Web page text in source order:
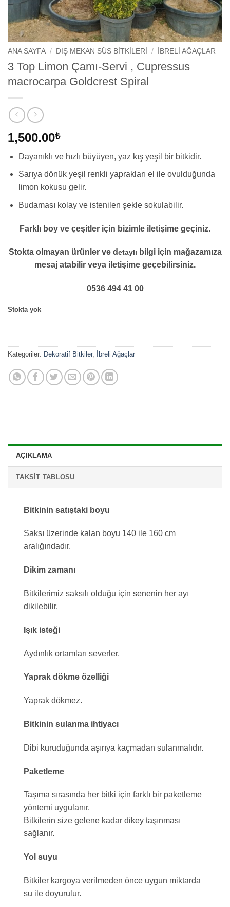
ANA SAYFA / DIŞ MEKAN SÜS BITKILERI / İBRELI AĞAÇLAR
3 Top Limon Çamı-Servi , Cupressus
macrocarpa Goldcrest Spiral
1,500.00₺
Dayanıklı ve hızlı büyüyen, yaz kış yeşil bir bitkidir.
Sarıya dönük yeşil renkli yaprakları el ile ovulduğunda
limon kokusu gelir.
Budaması kolay ve istenilen şekle sokulabilir.
Farklı boy ve çeşitler için bizimle iletişime geçiniz.
Stokta olmayan ürünler ve detaylı bilgi için mağazamıza
mesaj atabilir veya iletişime geçebilirsiniz.
0536 494 41 00
Stokta yok
Kategoriler: Dekoratif Bitkiler, İbreli Ağaçlar
AÇIKLAMA
TAKSIT TABLOSU
Bitkinin satıştaki boyu
Saksı üzerinde kalan boyu 140 ile 160 cm
aralığındadır.
Dikim zamanı
Bitkilerimiz saksılı olduğu için senenin her ayı
dikilebilir.
Işık isteği
Aydınlık ortamları severler.
Yaprak dökme özelliği
Yaprak dökmez.
Bitkinin sulanma ihtiyacı
Dibi kuruduğunda aşırıya kaçmadan sulanmalıdır.
Paketleme
Taşıma sırasında her bitki için farklı bir paketleme
yöntemi uygulanır.
Bitkilerin size gelene kadar dikey taşınması
sağlanır.
Yol suyu
Bitkiler kargoya verilmeden önce uygun miktarda
su ile doyurulur.